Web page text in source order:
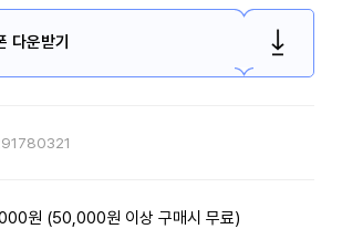
다운받기
원 (50,000원 이상 구매시 무료)